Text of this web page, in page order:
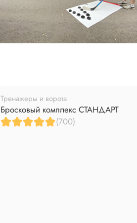
Тренажеры и ворота
Бросковый комплекс СТАНДАРТ
(700)